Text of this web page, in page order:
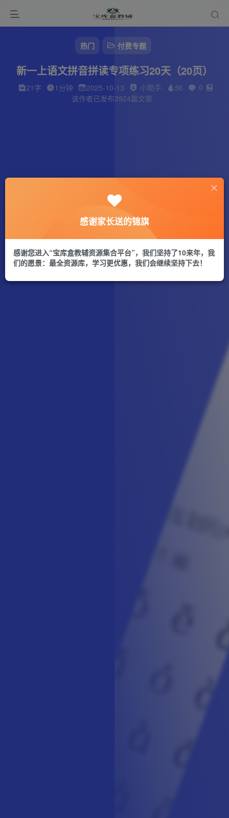
热门 付费专题
新一上语文拼音拼读专项练习20天（20页）
21字 1分钟 2025-10-13 小助手 56
0
该作者已发布3924篇文章
感谢家长送的锦旗
感谢您进入“宝库盒教辅资源集合平台”，我们坚持了10来年，我
们的愿景：最全资源库，学习更优惠，我们会继续坚持下去！